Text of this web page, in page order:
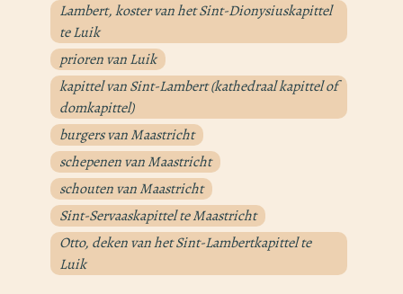
Lambert, koster van het Sint-Dionysiuskapittel
te Luik
prioren van Luik
kapittel van Sint-Lambert (kathedraal kapittel of
domkapittel)
burgers van Maastricht
schepenen van Maastricht
schouten van Maastricht
Sint-Servaaskapittel te Maastricht
Otto, deken van het Sint-Lambertkapittel te
Luik